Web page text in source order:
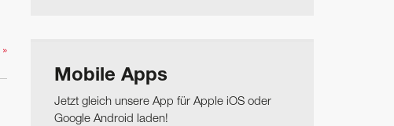
»
Mobile Apps
Jetzt gleich unsere App für Apple iOS oder
Google Android laden!